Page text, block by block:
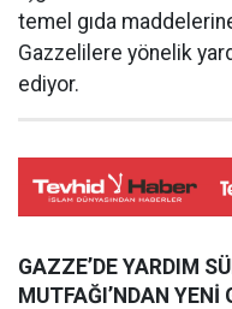
temel gıda
Gazzelilere yönelik
ediyor.
GAZZE’DE YARDIM
MUTFAĞI’NDAN YENİ